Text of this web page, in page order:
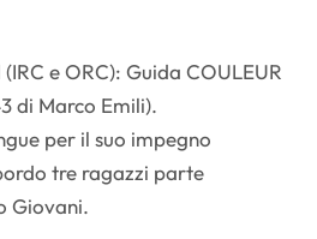
e ORC): Guida COULEUR
di Marco Emili).
per il suo impegno
tre ragazzi parte
Giovani.